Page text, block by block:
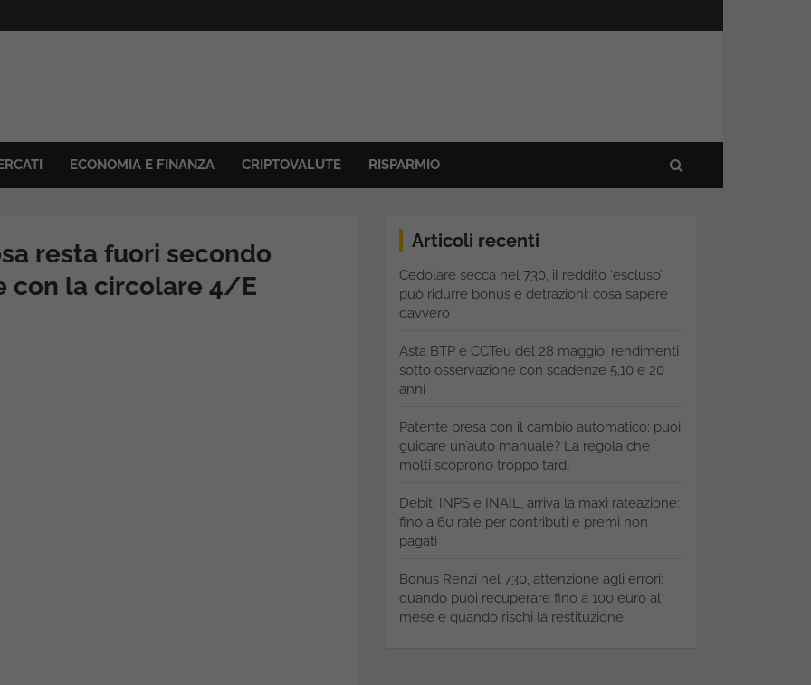
ECONOMIA E FINANZA CRIPTOVALUTE RISPARMIO
resta fuori secondo
con la circolare 4/E
Articoli recenti
Cedolare secca nel 730, il reddito ‘escluso’
può ridurre bonus e detrazioni: cosa sapere
davvero
Asta BTP e CCTeu del 28 maggio: rendimenti
sotto osservazione con scadenze 5,10 e 20
anni
Patente presa con il cambio automatico: puoi
guidare un’auto manuale? La regola che
molti scoprono troppo tardi
Debiti INPS e INAIL, arriva la maxi rateazione:
fino a 60 rate per contributi e premi non
pagati
Bonus Renzi nel 730, attenzione agli errori:
quando puoi recuperare fino a 100 euro al
mese e quando rischi la restituzione